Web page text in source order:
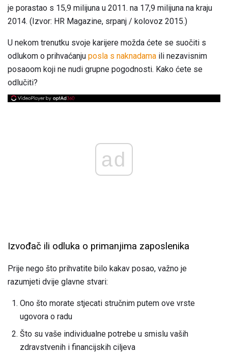
je porastao s 15,9 milijuna u 2011. na 17,9 milijuna na kraju
2014. (Izvor: HR Magazine, srpanj / kolovoz 2015.)
U nekom trenutku svoje karijere možda ćete se suočiti s
odlukom o prihvaćanju posla s naknadama ili nezavisnim
posaoom koji ne nudi grupne pogodnosti. Kako ćete se
odlučiti?
ad
Izvođač ili odluka o primanjima zaposlenika
Prije nego što prihvatite bilo kakav posao, važno je
razumjeti dvije glavne stvari:
Ono što morate stjecati stručnim putem ove vrste
ugovora o radu
Što su vaše individualne potrebe u smislu vaših
zdravstvenih i financijskih ciljeva